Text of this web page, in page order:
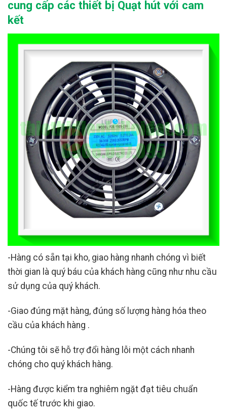
cung cấp các thiết bị Quạt hút với cam
kết
-Hàng có sẵn tại kho, giao hàng nhanh chóng vì biết
thời gian là quý báu của khách hàng cũng như nhu cầu
sử dụng của quý khách.
-Giao đúng mặt hàng, đúng số lượng hàng hóa theo
cầu của khách hàng .
-Chúng tôi sẽ hỗ trợ đổi hàng lỗi một cách nhanh
chóng cho quý khách hàng.
-Hàng được kiểm tra nghiêm ngặt đạt tiêu chuẩn
quốc tế trước khi giao.